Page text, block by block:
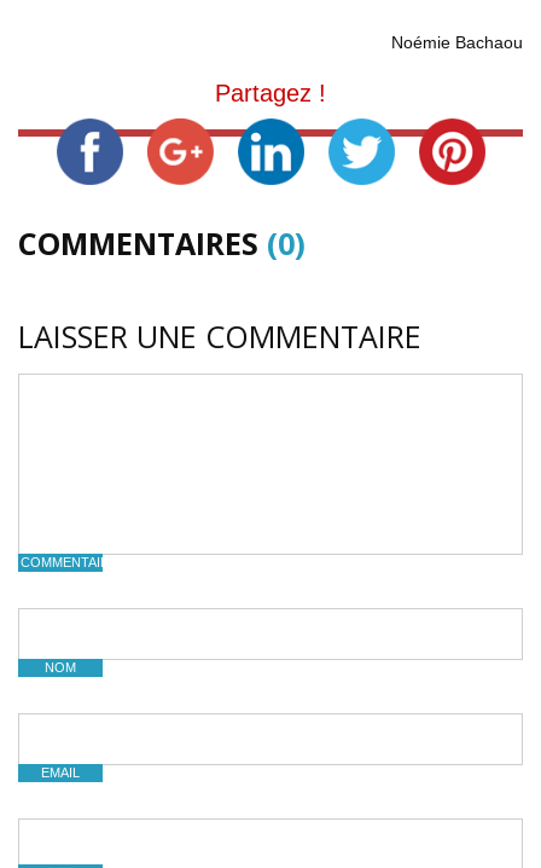
Noémie Bachaou
Partagez !
COMMENTAIRES (0)
LAISSER UNE COMMENTAIRE
COMMENTAIRE
NOM
EMAIL